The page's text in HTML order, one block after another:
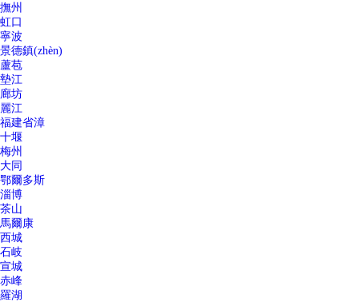
撫州
虹口
寧波
景德鎮(zhèn)
蘆苞
墊江
廊坊
麗江
福建省漳
十堰
梅州
大同
鄂爾多斯
淄博
茶山
馬爾康
西城
石岐
宣城
赤峰
羅湖